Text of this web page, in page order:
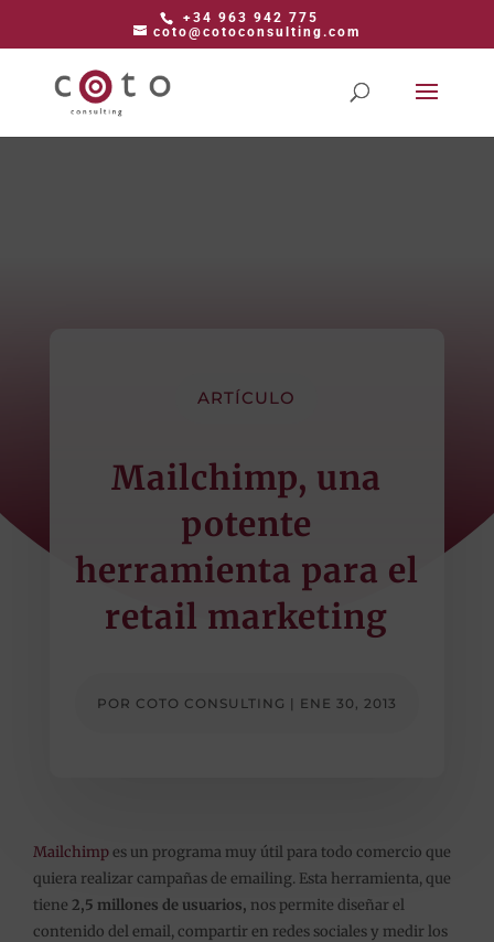
+34 963 942 775
coto@cotoconsulting.com
ARTÍCULO
Mailchimp, una
potente
herramienta para el
retail marketing
POR COTO CONSULTING | ENE 30, 2013
Mailchimpes un programa muy útil para todo comercio que
quiera realizar campañas de emailing. Esta herramienta, que
tiene 2,5 millones de usuarios, nos permite diseñar el
contenido del email, compartir en redes sociales y medir los